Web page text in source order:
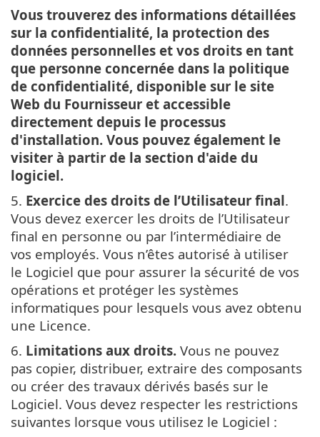
Vous trouverez des informations détaillées
sur la confidentialité, la protection des
données personnelles et vos droits en tant
que personne concernée dans la politique
de confidentialité, disponible sur le site
Web du Fournisseur et accessible
directement depuis le processus
d'installation. Vous pouvez également le
visiter à partir de la section d'aide du
logiciel.
5. Exercice des droits de l’Utilisateur final.
Vous devez exercer les droits de l’Utilisateur
final en personne ou par l’intermédiaire de
vos employés. Vous n’êtes autorisé à utiliser
le Logiciel que pour assurer la sécurité de vos
opérations et protéger les systèmes
informatiques pour lesquels vous avez obtenu
une Licence.
6. Limitations aux droits. Vous ne pouvez
pas copier, distribuer, extraire des composants
ou créer des travaux dérivés basés sur le
Logiciel. Vous devez respecter les restrictions
suivantes lorsque vous utilisez le Logiciel :